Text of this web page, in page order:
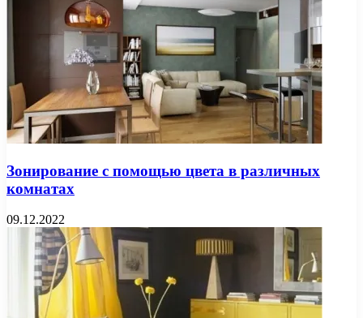
Зонирование с помощью цвета в различных
комнатах
09.12.2022